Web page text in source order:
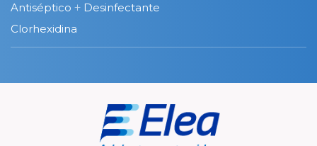
Antiséptico + Desinfectante
Clorhexidina